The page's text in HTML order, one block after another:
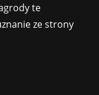
te
ze strony